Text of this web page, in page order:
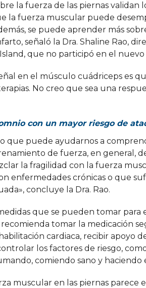
la fuerza de las piernas
la fuerza muscular puede
se puede aprender más
señaló la Dra. Shaline Rao,
que no participó en el nuevo
en el músculo cuádriceps es
No creo que sea una
con un mayor riesgo de
que puede ayudarnos a
de fuerza, en general,
la fragilidad con la fuerza
enfermedades crónicas o que
concluye la Dra. Rao.
que se pueden tomar para
tomar la medicación
cardiaca, recibir apoyo
los factores de riesgo,
comiendo sano y haciendo
muscular en las piernas parece